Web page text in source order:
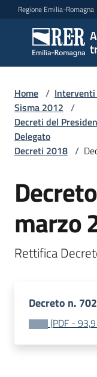
Vai al contenuto
Vai alla navigazione
Vai al footer
Regione Emilia-Romagna
Sottosezioni
Accesso
Home /
Sisma 2012 /
Decreti del
Delegato
Decreti 2018 /
marzo
Rettifica
Decreto n.
(PDF -